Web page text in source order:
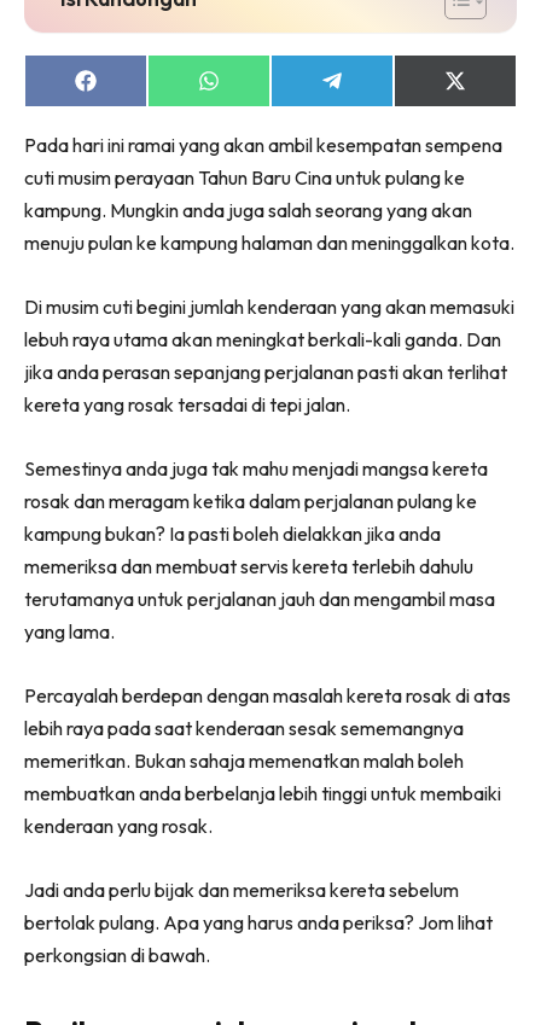
Share
on
Share
on
Share
on
Share
on
(Twitter)
Pada hari ini ramai yang akan ambil kesempatan sempena
cuti musim perayaan Tahun Baru Cina untuk pulang ke
kampung. Mungkin anda juga salah seorang yang akan
menuju pulan ke kampung halaman dan meninggalkan kota.
Di musim cuti begini jumlah kenderaan yang akan memasuki
lebuh raya utama akan meningkat berkali-kali ganda. Dan
jika anda perasan sepanjang perjalanan pasti akan terlihat
kereta yang rosak tersadai di tepi jalan.
Semestinya anda juga tak mahu menjadi mangsa kereta
rosak dan meragam ketika dalam perjalanan pulang ke
kampung bukan? Ia pasti boleh dielakkan jika anda
memeriksa dan membuat servis kereta terlebih dahulu
terutamanya untuk perjalanan jauh dan mengambil masa
yang lama.
Percayalah berdepan dengan masalah kereta rosak di atas
lebih raya pada saat kenderaan sesak sememangnya
memeritkan. Bukan sahaja memenatkan malah boleh
membuatkan anda berbelanja lebih tinggi untuk membaiki
kenderaan yang rosak.
Jadi anda perlu bijak dan memeriksa kereta sebelum
bertolak pulang. Apa yang harus anda periksa? Jom lihat
perkongsian di bawah.